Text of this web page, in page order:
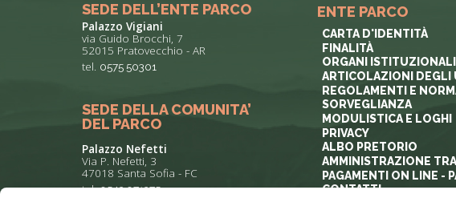
SEDE DELL’ENTE PARCO
Palazzo Vigiani
via Guido Brocchi, 7
52015 Pratovecchio - AR
tel. 0575 50301
SEDE DELLA COMUNITA’
DEL PARCO
Palazzo Nefetti
Via P. Nefetti, 3
47018 Santa Sofia - FC
tel.0543 971375
ENTE PARCO
CARTA D'IDENTITÀ
FINALITÀ
ORGANI ISTITUZIONALI
ARTICOLAZIONI DEGLI
REGOLAMENTI E
SORVEGLIANZA
MODULISTICA E LOGHI
PRIVACY
ALBO PRETORIO
AMMINISTRAZIONE
PAGAMENTI ON LINE -
CONTATTI